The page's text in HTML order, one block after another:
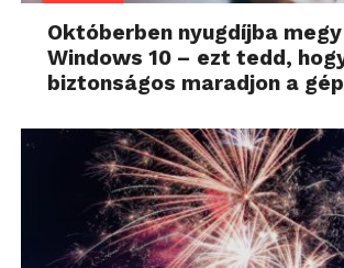
Októberben nyugdíjba
Windows 10 – ezt tedd,
biztonságos maradjon a